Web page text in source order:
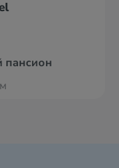
пансион